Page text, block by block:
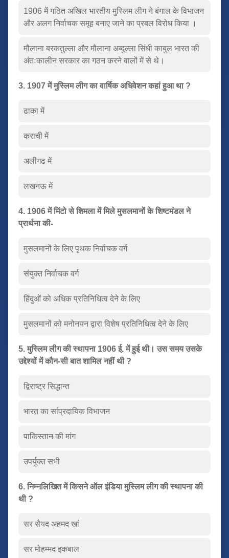
1906 में गठित अखिल भारतीय मुस्लिम लीग ने बंगाल के विभाजन
और अलग निर्वाचक समूह बनाए जाने का प्रबल विरोध किया ।
मौलाना बरकतुल्ला और मौलाना अब्दुल्ला सिंधी काबुल भारत की
अंतःकालीन सरकार का गठन करने वालों में से थे।
3. 1907 में मुस्लिम लीग का वार्षिक अधिवेशन कहां हुआ था ?
ढाका में
कराची में
अलीगढ में
लखनऊ में
4. 1906 में मिंटो से शिमला में मिले मुसलमानों के शिष्टमंडल ने
प्रार्थना की-
मुसलमानों के लिए पृथक निर्वाचक वर्ग
संयुक्त निर्वाचक वर्ग
हिंदुओं को अधिक प्रतिनिधित्व देने के लिए
मुसलमानों को मनोनयन द्वारा विशेष प्रतिनिधित्व देने के लिए
5. मुस्लिम लीग की स्थापना 1906 ई. में हुई थी। उस समय उसके
उद्देश्यों में कौन-सी बात शामिल नहीं थी ?
द्विराष्ट्र सिद्धान्त
भारत का सांप्रदायिक विभाजन
पाकिस्तान की मांग
उपर्युक्त सभी
6. निम्नलिखित में किसने ऑल इंडिया मुस्लिम लीग की स्थापना की
थी ?
सर सैयद अहमद खां
सर मोहम्मद इकबाल